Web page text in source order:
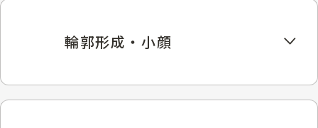
輪郭形成・小顔